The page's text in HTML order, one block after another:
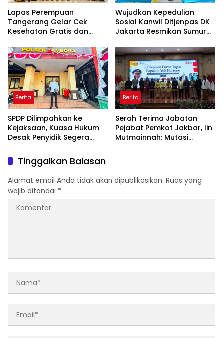
Lapas Perempuan
Tangerang Gelar Cek
Kesehatan Gratis dan
DNA bagi Petugas dan
Warga Binaan
Wujudkan Kepedulian
Sosial Kanwil Ditjenpas DK
Jakarta Resmikan Sumur
Berita
SPDP Dilimpahkan ke
Kejaksaan, Kuasa Hukum
Desak Penyidik Segera
Pengeroyokan
Berita
Serah Terima Jabatan
Pejabat Pemkot Jakbar, Iin
Mutmainnah: Mutasi
Tinggalkan Balasan
Alamat email Anda tidak akan dipublikasikan. Ruas yang
wajib ditandai *